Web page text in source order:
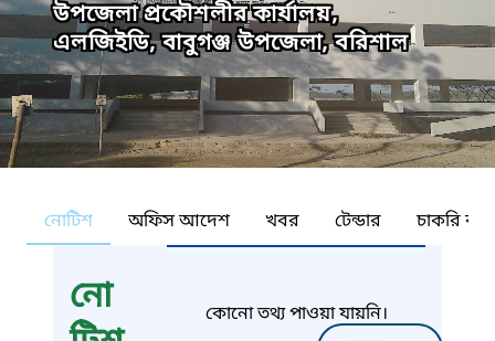
উপজেলা প্রকৌশলীর কার্যালয়,
এলজিইডি, বাবুগঞ্জ উপজেলা, বরিশাল
নোটিশ অফিস আদেশ খবর টেন্ডার চাকরি
নো
কোনো তথ্য পাওয়া যায়নি।